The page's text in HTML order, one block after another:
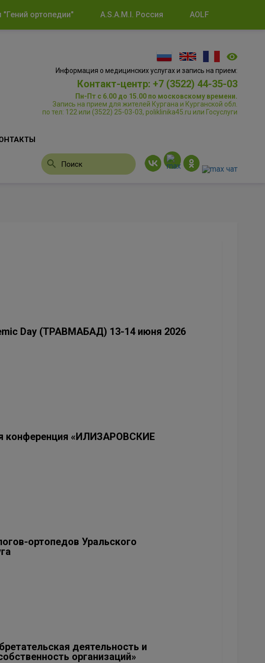
ортопедии" A.S.A.M.I. Россия AOLF
Информация о медицинских услугах и запись на прием:
Контакт-центр: +7 (3522) 44-35-03
Пн-Пт с 6.00 до 15.00 по московскому времени.
Запись на прием для жителей Кургана и Курганской обл.
по тел: 122 или (3522) 25-03-03, poliklinika45.ru или Госуслуги
Day (ТРАВМАБАД) 13-14 июня 2026
конференция «ИЛИЗАРОВСКИЕ
ортопедов Уральского
деятельность и
организаций»